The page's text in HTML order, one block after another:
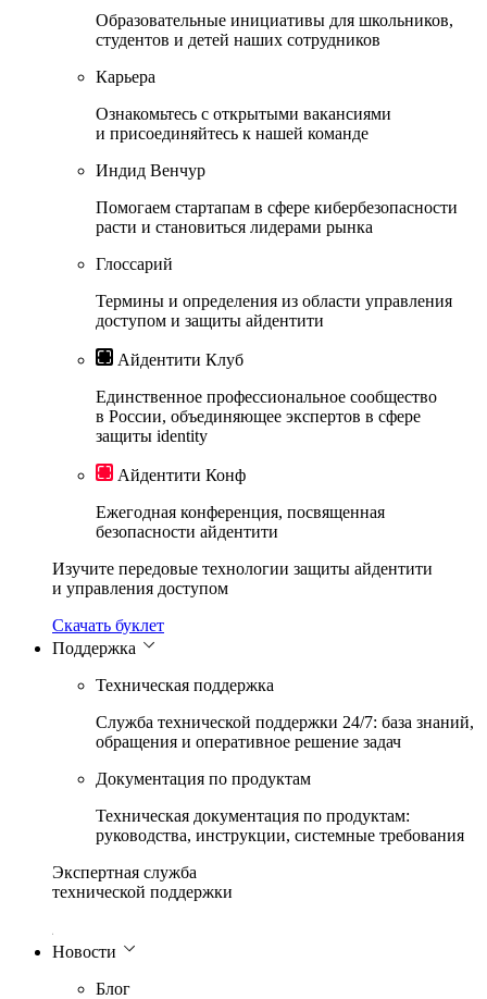
Образовательные инициативы для школьников,
студентов и детей наших сотрудников
Карьера
Ознакомьтесь с открытыми вакансиями
и присоединяйтесь к нашей команде
Индид Венчур
Помогаем стартапам в сфере кибербезопасности
расти и становиться лидерами рынка
Глоссарий
Термины и определения из области управления
доступом и защиты айдентити
Айдентити Клуб
Единственное профессиональное сообщество
в России, объединяющее экспертов в сфере
защиты identity
Айдентити Конф
Ежегодная конференция, посвященная
безопасности айдентити
Изучите передовые технологии защиты айдентити
и управления доступом
Скачать буклет
Поддержка
Техническая поддержка
Служба технической поддержки 24/7: база знаний,
обращения и оперативное решение задач
Документация по продуктам
Техническая документация по продуктам:
руководства, инструкции, системные требования
Экспертная служба
технической поддержки
Новости
Блог